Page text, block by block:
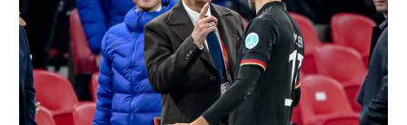
מדיניות פרטיות
תקנון פעילות ספורט 1
אומנויות לחימה
גיימינג E-Sports